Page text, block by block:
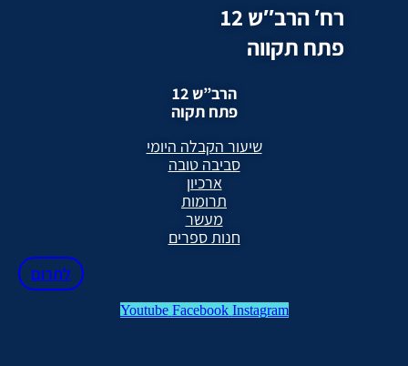
רח′ הרב″ש 12
פתח תקווה
הרב”ש 12
פתח תקוה
שיעור הקבלה היומי
סביבה טובה
ארכיון
תרומות
מעשר
חנות ספרים
לתרום
Youtube Facebook Instagram